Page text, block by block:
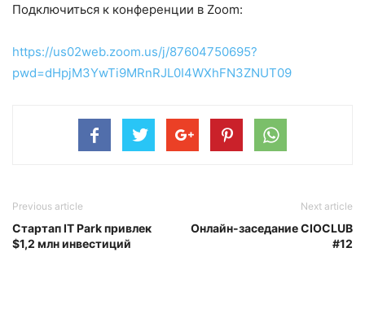
Подключиться к конференции в Zoom:
https://us02web.zoom.us/j/87604750695?
pwd=dHpjM3YwTi9MRnRJL0I4WXhFN3ZNUT09
Previous article
Стартап IT Park привлек
$1,2 млн инвестиций
Next article
Онлайн-заседание CIOCLUB
#12